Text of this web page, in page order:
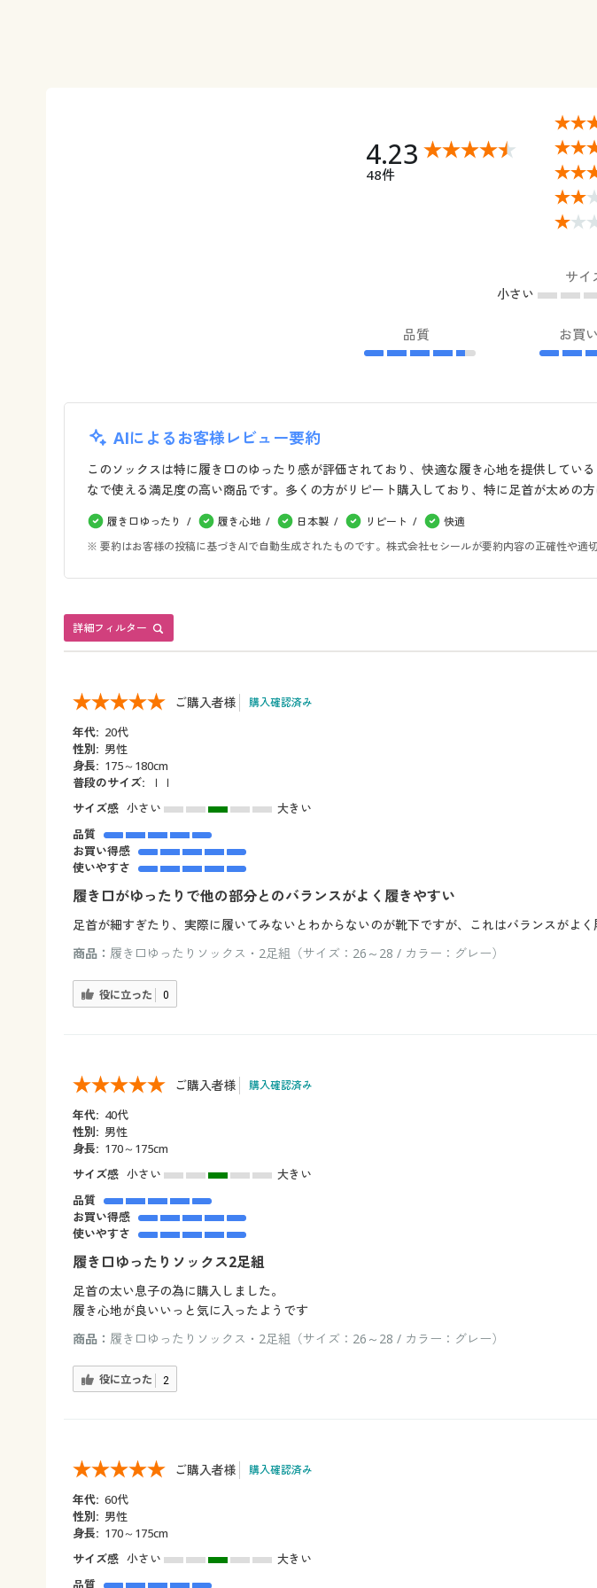
4.23
48件
サイ
小さい
品質 お買
AIによるお客様レビュー要約
このソックスは特に履き口のゆったり感が評価されており、快適な履き心地を提供して
なで使える満足度の高い商品です。多くの方がリピート購入しており、特に足首が太めの方
履き口ゆったり 履き心地 日本製 リピート
快適
※ 要約はお客様の投稿に基づきAIで自動生成されたものです。株式会社セシールが要約内容の正確性や適
詳細フィルター
ご購入者様 購入確認済み
年代: 20代
性別: 男性
身長: 175～180cm
普段のサイズ:
ｌｌ
サイズ感 小さい
大きい
品質
お買い得感
使いやすさ
履き口がゆったりで他の部分とのバランスがよく履きやすい
足首が細すぎたり、実際に履いてみないとわからないのが靴下ですが、これはバランスがよく
商品： 履き口ゆったりソックス・2足組（サイズ：26～28 / カラー：グレー）
役に立った 0
ご購入者様 購入確認済み
年代: 40代
性別: 男性
身長: 170～175cm
サイズ感 小さい
大きい
品質
お買い得感
使いやすさ
履き口ゆったりソックス2足組
足首の太い息子の為に購入しました。
履き心地が良いいっと気に入ったようです
商品： 履き口ゆったりソックス・2足組（サイズ：26～28 / カラー：グレー）
役に立った 2
ご購入者様 購入確認済み
年代: 60代
性別: 男性
身長: 170～175cm
サイズ感 小さい
大きい
品質